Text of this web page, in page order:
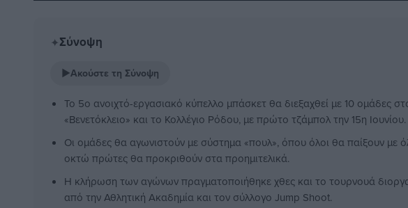
✦Σύνοψη
▶Ακούστε τη Σύνοψη
Το 5ο ανοιχτό-εργασιακό κύπελλο μπάσκετ θα διεξαχθεί με 10 ομάδες
«Βενετόκλειο» και το Κολλέγιο Ρόδου, με πρώτο τζάμπολ την 15η Ιουνίου.
Οι ομάδες θα αγωνιστούν με σύστημα «πουλ», όπου όλοι θα παίξουν με
οκτώ πρώτες θα προκριθούν στα προημιτελικά.
Η κλήρωση των αγώνων πραγματοποιήθηκε χθες και το τουρνουά
από την Αθλητική Ακαδημία και τον σύλλογο Jump Shoot.